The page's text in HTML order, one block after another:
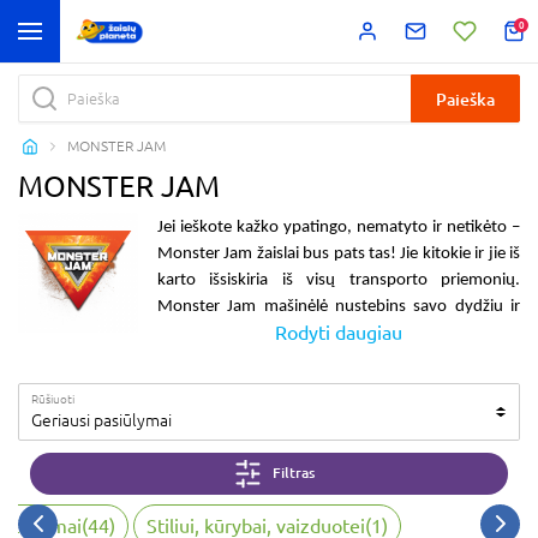
0
Paieška
MONSTER JAM
MONSTER JAM
Jei ieškote kažko ypatingo, nematyto ir netikėto –
Monster Jam žaislaibus pats tas! Jie kitokie ir jie iš
karto išsiskiria iš visų transporto priemonių.
Monster Jam mašinėlėnustebins savo dydžiu ir
masyviais ratais. Su ja bus galima važiuoti per visas
mašinėlėsir vadinamos monstrais. Joms nebaisu
dalyvauti mašinų kovose ir, žinoma, laimėti! Tad
mašinėlė Monster Jambus puiki dovana
mažiesiems automobilių gerbėjams. Tačiau, jos
labiau patiks tiems, kas mėgsta iššūkius ar jau
tiesiog sukaupė solidų automobilių garažą ir ieško
Rodyti daugiau
Rūšiuoti
Geriausi pasiūlymai
Filtras
žaidimai(44) Stiliui, kūrybai, vaizduotei(1)